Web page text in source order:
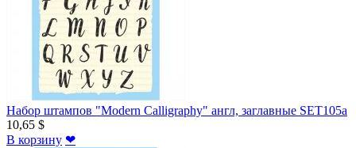
Набор штампов "Modern Calligraphy" англ, заглавные SET105a
10,65 $
В корзину ❤